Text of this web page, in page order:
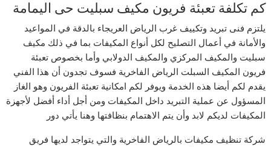
كم تكلفة تعبئة فريون مكيف سبليت حى اليمامة
يلتزم فنى تبريد وتكييف غرب الرياض العريجاء بالدقة في المواعيد
والأمانة في أعمال التصليح لكل أنواع المكيفات بما في ذلك مكيف
سبليت والمكيف المركزي والمكيف الدولابي وأما بخصوص تعبئة
فريون المكيف السبلت الرياض الفاخرية فسوف تجدون أن هذا الفني
يقدم لكم أيضا هذه الخدمة ويوفر لكم امكانية تعبئة الفريون وهو الغاز
المسؤول عن عملية التبريد داخل المكيفات ومن أجل أداء أفضل لأجهزة
المكيفات لديكم لابد وأن يتم الاهتمام بنظافتها وهنا يأتي دور
شركة تنظيف مكيفات بالرياض الفاخرية والتي يتواجد لديها فريق